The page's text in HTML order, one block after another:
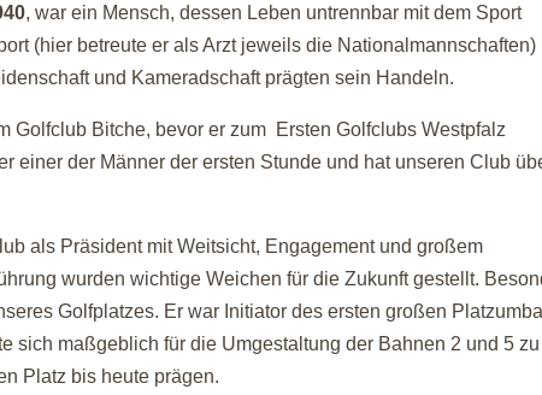
, war ein Mensch, dessen Leben untrennbar mit dem Sport
(hier betreute er als Arzt jeweils die Nationalmannschaften)
und Kameradschaft prägten sein Handeln.
Golfclub Bitche, bevor er zum Ersten Golfclubs Westpfalz
einer der Männer der ersten Stunde und hat unseren Club
als Präsident mit Weitsicht, Engagement und großem
wurden wichtige Weichen für die Zukunft gestellt.
Golfplatzes. Er war Initiator des ersten großen
sich maßgeblich für die Umgestaltung der Bahnen 2 und 5 zu
Platz bis heute prägen.